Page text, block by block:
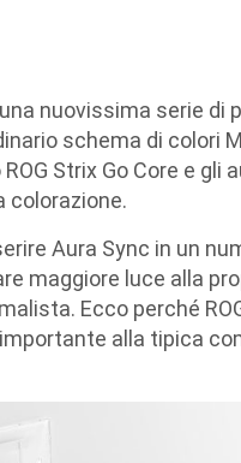
nuovissima serie di
schema di colori
Strix Go Core e gli
colorazione.
Aura Sync in un
maggiore luce alla
Ecco perché
alla tipica